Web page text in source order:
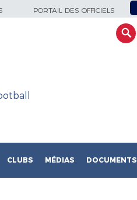
PORTAIL DES OFFICIELS
CLUBS MÉDIAS DOCUMENTS